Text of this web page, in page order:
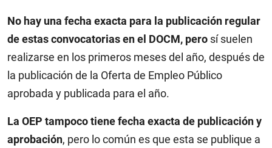
No hay una fecha exacta para la publicación regular
de estas convocatorias en el DOCM, pero sí suelen
realizarse en los primeros meses del año, después de
la publicación de la Oferta de Empleo Público
aprobada y publicada para el año.
La OEP tampoco tiene fecha exacta de publicación y
aprobación, pero lo común es que esta se publique a